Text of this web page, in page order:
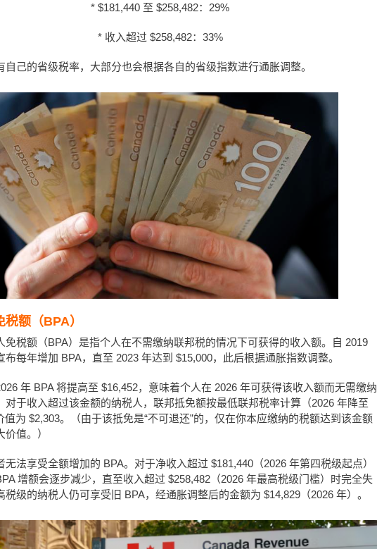
* $181,440 至 $258,482：29%
* 收入超过 $258,482：33%
自己的省级税率，大部分也会根据各自的省级指数进行通胀调整。
额（BPA）
免税额（BPA）是指个人在不需缴纳联邦税的情况下可获得的收入额。自 2019
布每年增加 BPA，直至 2023 年达到 $15,000，此后根据通胀指数调整。
年 BPA 将提高至 $16,452，意味着个人在 2026 年可获得该收入额而无需缴纳
对于收入超过该金额的纳税人，联邦抵免额按最低联邦税率计算（2026 年降至
值为 $2,303。（由于该抵免是“不可退还”的，仅在你本应缴纳的税额达到该金额
值。）
无法享受全额增加的 BPA。对于净收入超过 $181,440（2026 年第四税级起点）
增额会逐步减少，直至收入超过 $258,482（2026 年最高税级门槛）时完全失
税级的纳税人仍可享受旧 BPA，经通胀调整后的金额为 $14,829（2026 年）。